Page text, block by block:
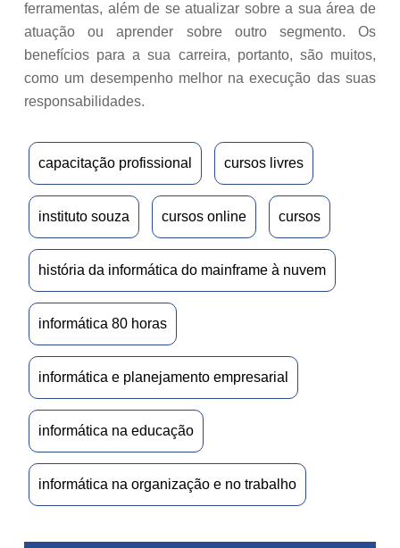
ferramentas, além de se atualizar sobre a sua área de
atuação ou aprender sobre outro segmento. Os
benefícios para a sua carreira, portanto, são muitos,
como um desempenho melhor na execução das suas
responsabilidades.
capacitação profissional cursos livres
instituto souza cursos online cursos
história da informática do mainframe à nuvem
informática 80 horas
informática e planejamento empresarial
informática na educação
informática na organização e no trabalho